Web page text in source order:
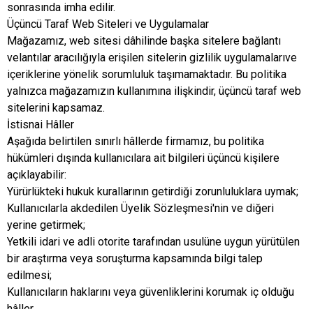
sonrasında imha edilir.
Üçüncü Taraf Web Siteleri ve Uygulamalar
Mağazamız, web sitesi dâhilinde başka sitelere bağlantı
velantılar aracılığıyla erişilen sitelerin gizlilik uygulamalarıve
içeriklerine yönelik sorumluluk taşımamaktadır. Bu politika
yalnızca mağazamızın kullanımına ilişkindir, üçüncü taraf web
sitelerini kapsamaz.
İstisnai Hâller
Aşağıda belirtilen sınırlı hâllerde firmamız, bu politika
hükümleri dışında kullanıcılara ait bilgileri üçüncü kişilere
açıklayabilir:
Yürürlükteki hukuk kurallarının getirdiği zorunluluklara uymak;
Kullanıcılarla akdedilen Üyelik Sözleşmesi'nin ve diğeri
yerine getirmek;
Yetkili idari ve adli otorite tarafından usulüne uygun yürütülen
bir araştırma veya soruşturma kapsamında bilgi talep
edilmesi;
Kullanıcıların haklarını veya güvenliklerini korumak iç olduğu